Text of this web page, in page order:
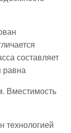
составляет
равна
Вместимость
технологией